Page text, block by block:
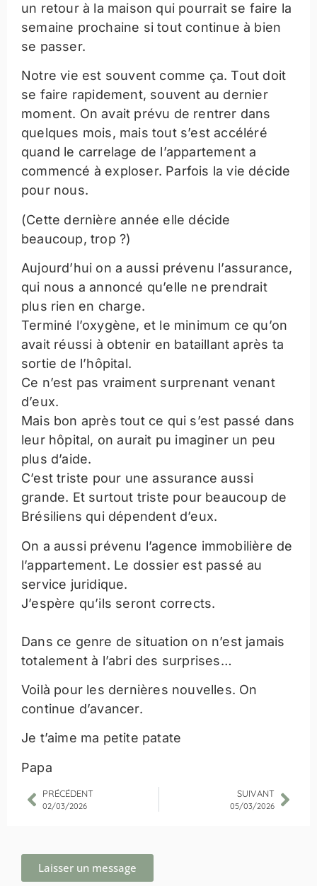
un retour à la maison qui pourrait se faire la
semaine prochaine si tout continue à bien
se passer.
Notre vie est souvent comme ça. Tout doit
se faire rapidement, souvent au dernier
moment. On avait prévu de rentrer dans
quelques mois, mais tout s’est accéléré
quand le carrelage de l’appartement a
commencé à exploser. Parfois la vie décide
pour nous.
(Cette dernière année elle décide
beaucoup, trop ?)
Aujourd’hui on a aussi prévenu l’assurance,
qui nous a annoncé qu’elle ne prendrait
plus rien en charge.
Terminé l’oxygène, et le minimum ce qu’on
avait réussi à obtenir en bataillant après ta
sortie de l’hôpital.
Ce n’est pas vraiment surprenant venant
d’eux.
Mais bon après tout ce qui s’est passé dans
leur hôpital, on aurait pu imaginer un peu
plus d’aide.
C’est triste pour une assurance aussi
grande. Et surtout triste pour beaucoup de
Brésiliens qui dépendent d’eux.
On a aussi prévenu l’agence immobilière de
l’appartement. Le dossier est passé au
service juridique.
J’espère qu’ils seront corrects.
Dans ce genre de situation on n’est jamais
totalement à l’abri des surprises…
Voilà pour les dernières nouvelles. On
continue d’avancer.
Je t’aime ma petite patate
Papa
PRÉCÉDENT
02/03/2026
SUIVANT
05/03/2026
Laisser un message